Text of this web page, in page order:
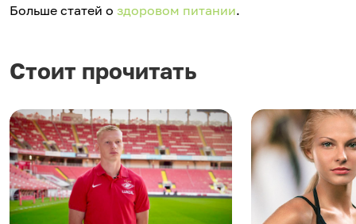
Больше статей о здоровом питании.
Стоит прочитать